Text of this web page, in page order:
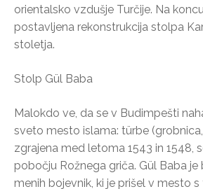
orientalsko vzdušje Turčije. Na
postavljena rekonstrukcija stolpa
stoletja.
Stolp Gül Baba
Malokdo ve, da se v Budimpešti
sveto mesto islama: türbe
zgrajena med letoma 1543 in 1548,
pobočju Rožnega griča. Gül Baba je
menih bojevnik, ki je prišel v mesto